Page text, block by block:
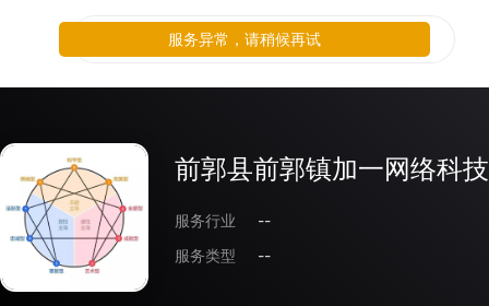
前郭县前郭镇加一网络科
服务行业
--
服务类型
--
服务异常，请稍候再试